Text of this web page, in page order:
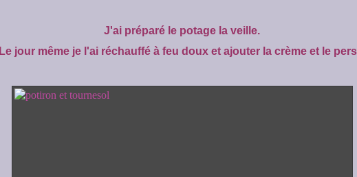
J'ai préparé le potage la veille.
Le jour même je l'ai réchauffé à feu doux et ajouter la crème et le